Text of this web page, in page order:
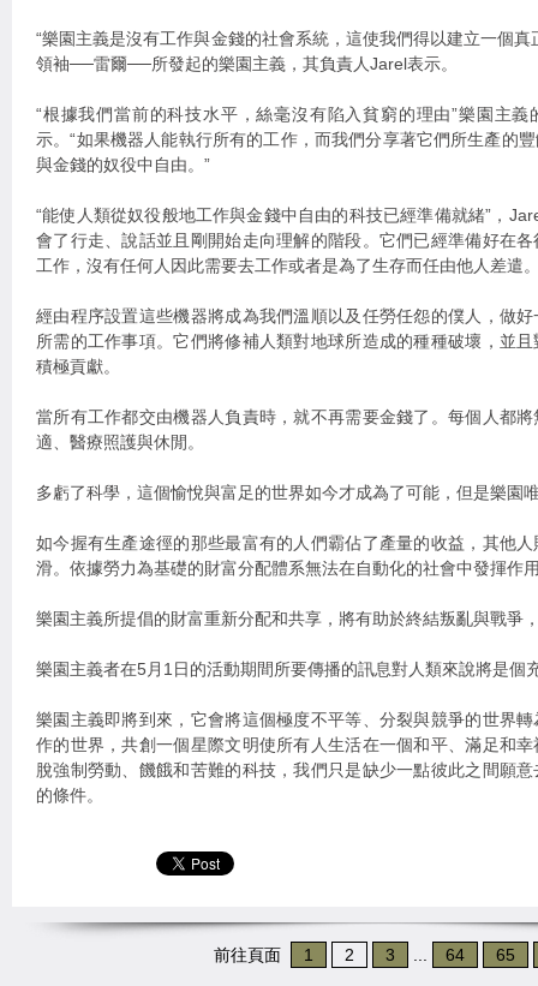
“樂園主義是沒有工作與金錢的社會系統，這使我們得以建立一個
領袖──雷爾──所發起的樂園主義，其負責人Jarel表示。
“根據我們當前的科技水平，絲毫沒有陷入貧窮的理由”樂園主
示。“如果機器人能執行所有的工作，而我們分享著它們所生產的
與金錢的奴役中自由。”
“能使人類從奴役般地工作與金錢中自由的科技已經準備就緒”，
會了行走、說話並且剛開始走向理解的階段。它們已經準備好在
工作，沒有任何人因此需要去工作或者是為了生存而任由他人差遣
經由程序設置這些機器將成為我們溫順以及任勞任怨的僕人，做
所需的工作事項。它們將修補人類對地球所造成的種種破壞，並
積極貢獻。
當所有工作都交由機器人負責時，就不再需要金錢了。每個人都
適、醫療照護與休閒。
多虧了科學，這個愉悅與富足的世界如今才成為了可能，但是樂園
如今握有生產途徑的那些最富有的人們霸佔了產量的收益，其他
滑。依據勞力為基礎的財富分配體系無法在自動化的社會中發揮作
樂園主義所提倡的財富重新分配和共享，將有助於終結叛亂與戰爭
樂園主義者在5月1日的活動期間所要傳播的訊息對人類來說將是個
樂園主義即將到來，它會將這個極度不平等、分裂與競爭的世界
作的世界，共創一個星際文明使所有人生活在一個和平、滿足和
脫強制勞動、饑餓和苦難的科技，我們只是缺少一點彼此之間願
的條件。
前往頁面 1 2 3 64 65